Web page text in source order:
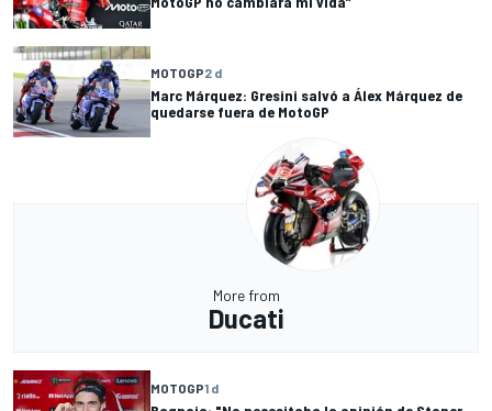
MOTOGP2 d
Marc Márquez: Gresini salvó a Álex Márquez de
quedarse fuera de MotoGP
More from
Ducati
MOTOGP1 d